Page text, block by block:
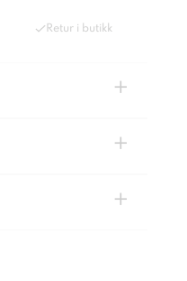
Retur i butikk
+
+
+